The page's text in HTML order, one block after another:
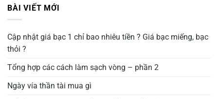
BÀI VIẾT MỚI
Cập nhật giá bạc 1 chỉ bao nhiêu tiền ? Giá bạc miếng, bạc
thỏi ?
Tổng hợp các cách làm sạch vòng – phần 2
Ngày vía thần tài mua gì